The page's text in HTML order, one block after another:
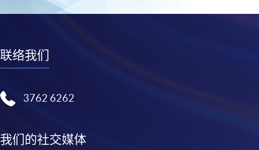
联络我们
3762 6262
我们的社交媒体